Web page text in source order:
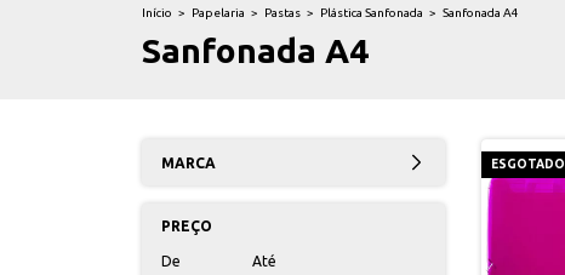
Início > Papelaria > Pastas > Plástica Sanfonada > Sanfonada A4
Sanfonada A4
MARCA
PREÇO
De Até
ESGOTADO